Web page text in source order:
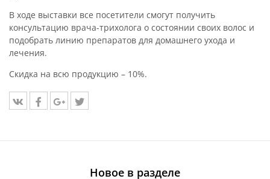
В ходе выставки все посетители смогут получить
консультацию врача-трихолога о состоянии своих волос и
подобрать линию препаратов для домашнего ухода и
лечения.
Скидка на всю продукцию – 10%.
Новое в разделе